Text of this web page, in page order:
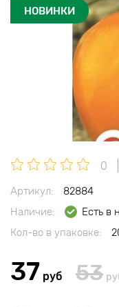
НОВИНКИ
0
Артикул:
82884
Наличие:
Есть в
Кол-во в упаковке:
37 руб 53